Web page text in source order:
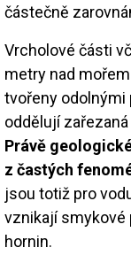
částečně
Vrcholové části
metry nad
tvořeny odolnými
oddělují
Právě
z častých
jsou totiž pro
vznikají smykové
hornin.